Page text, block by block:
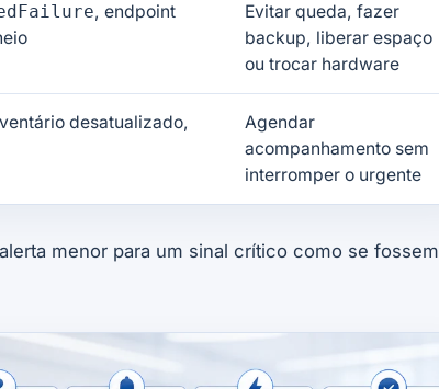
, endpoint
Evitar queda, fazer
backup, liberar espaço
ou trocar hardware
desatualizado,
Agendar
acompanhamento sem
interromper o urgente
menor para um sinal crítico como se fossem